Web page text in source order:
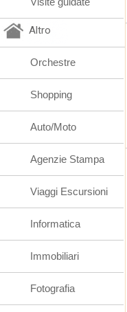
Altro
Orchestre
Shopping
Auto/Moto
Agenzie Stampa
Viaggi Escursioni
Informatica
Immobiliari
Fotografia